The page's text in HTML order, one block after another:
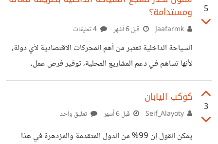
5 ومستدامة؟
قبل 6 أشهر
السياحة الداخلية تعتبر من أهم المحركات الاقتصادية لأي دولة،
لأنها تساهم في دعم المشاريع المحلية، توفير فرص عمل،
وتنشيط الحركة التجارية داخل المحافظات. لكن حتى تزدهر
السياحة الداخلية، لازم يكون هناك وعي، تخطيط، وتسويق ذكي
يغير نظرة الناس ويشجعهم يكتشفون بلدهم أكثر. السؤال هنا:
3
كوكب اليابان
قبل 6 أشهر تعليق واحد
يمكن القول إن 99% من الدول المتقدمة والمزدهرة في هذا